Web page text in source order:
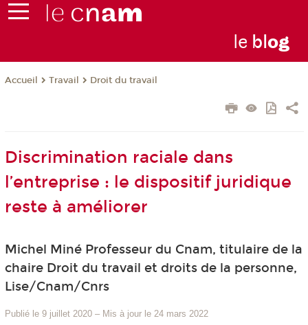
le blog
Accueil Travail Droit du travail
Discrimination raciale dans
l’entreprise : le dispositif juridique
reste à améliorer
Michel Miné Professeur du Cnam, titulaire de la
chaire Droit du travail et droits de la personne,
Lise/Cnam/Cnrs
Publié le 9 juillet 2020 – Mis à jour le 24 mars 2022